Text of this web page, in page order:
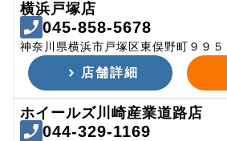
横浜戸塚店
045-858-5678
神奈川県横浜市戸塚区東俣野町９９５
店舗詳細
ホイールズ川崎産業道路店
044-329-1169